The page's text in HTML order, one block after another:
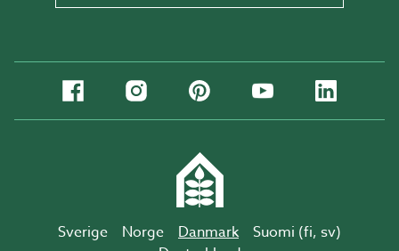
Sverige Norge Danmark Suomi (fi, sv)